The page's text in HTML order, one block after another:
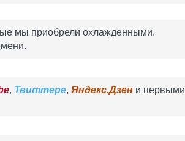
мы приобрели охлажденными.
, Твиттере, Яндекс.Дзен и первыми